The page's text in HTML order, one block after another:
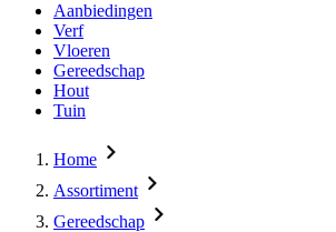
Aanbiedingen
Verf
Vloeren
Gereedschap
Hout
Tuin
Home
Assortiment
Gereedschap